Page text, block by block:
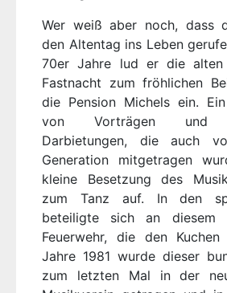
Wer weiß aber noch, dass
den Altentag ins Leben
70er Jahre lud er die
Fastnacht zum fröhlichen
die Pension Michels ein.
von Vorträgen und
Darbietungen, die auch
Generation mitgetragen
kleine Besetzung des
zum Tanz auf. In den
beteiligte sich an diesem
Feuerwehr, die den
Jahre 1981 wurde dieser
zum letzten Mal in der